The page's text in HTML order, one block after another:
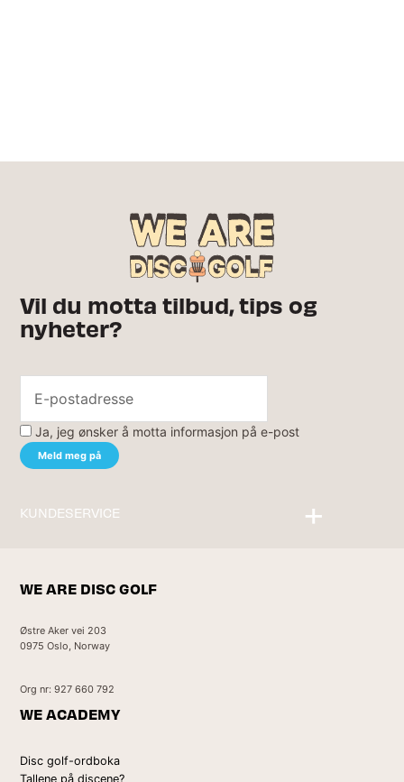
Vil du motta tilbud, tips og
nyheter?
Ja, jeg ønsker å motta informasjon på e-post
KUNDESERVICE
WE ARE DISC GOLF
Østre Aker vei 203
0975 Oslo, Norway
Org nr: 927 660 792
WE ACADEMY
Disc golf-ordboka
Tallene på discene?